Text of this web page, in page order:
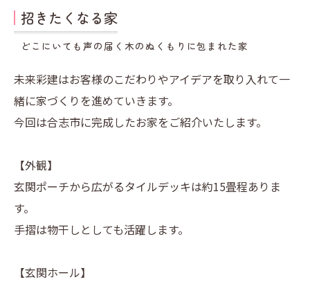
招きたくなる家
どこにいても声の届く木のぬくもりに包まれた家
未来彩建はお客様のこだわりやアイデアを取り入れて一
緒に家づくりを進めていきます。
今回は合志市に完成したお家をご紹介いたします。
【外観】
玄関ポーチから広がるタイルデッキは約15畳程ありま
す。
手摺は物干しとしても活躍します。
【玄関ホール】